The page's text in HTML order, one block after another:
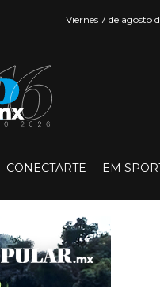
Viernes 7 de agosto
CONECTARTE EM